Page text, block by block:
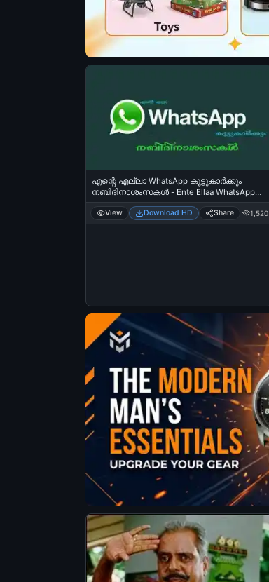
എന്റെ എല്ലാ WhatsApp കൂട്ടുകാര്‍ക്കും
നബിദിനാശംസകള്‍ - Ente Ellaa WhatsApp
koottukaarkkum Nabidhinashamsakal - Nabi
Day Wishes to Friends
View Download HD Share 1,520